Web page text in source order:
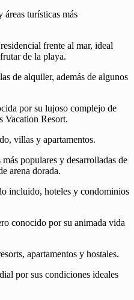
turísticas más
frente al mar, ideal
de la playa.
de alquiler, además de algunos
por su lujoso complejo de
Resort.
villas y apartamentos.
más populares y desarrolladas de
arena dorada.
incluido, hoteles y condominios
conocido por su animada vida
apartamentos y hostales.
por sus condiciones ideales